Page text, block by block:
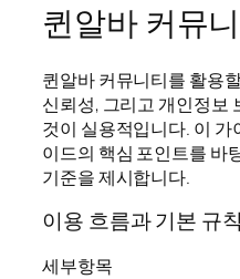
퀸알바 커뮤
퀸알바 커뮤니티를 활용
신뢰성, 그리고 개인정보
것이 실용적입니다. 이
이드의 핵심 포인트를 바
기준을 제시합니다.
이용 흐름과 기본 규칙
세부항목